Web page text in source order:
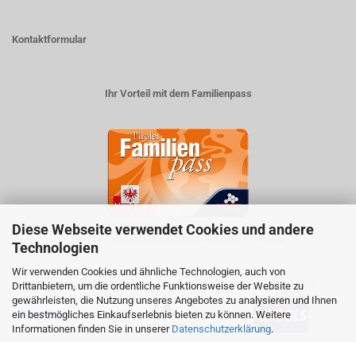
Diese Webseite verwendet Cookies und andere
Technologien
Wir verwenden Cookies und ähnliche Technologien, auch von
Drittanbietern, um die ordentliche Funktionsweise der Website zu
gewährleisten, die Nutzung unseres Angebotes zu analysieren und Ihnen
ein bestmögliches Einkaufserlebnis bieten zu können. Weitere
Informationen finden Sie in unserer Datenschutzerklärung.
Kontaktformular
Ihr Vorteil mit dem Familienpass
5% auf viele im Geschäft erhältlichen Produkte
ZAHLUNGSARTEN VERSANDART: